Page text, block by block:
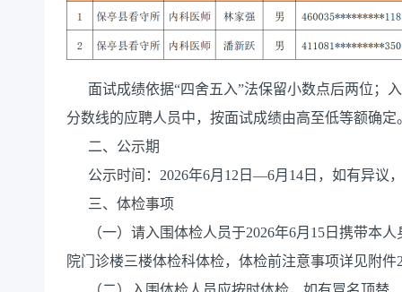
面试成绩依据“四舍五入”法保留小数点后两位；
分数线的应聘人员中，按面试成绩由高至低等额确定
二、公示期
公示时间：2026年6月12日—6月14日，如有异议
三、体检事项
（一）请入围体检人员于2026年6月15日携带本
院门诊楼三楼体检科体检，体检前注意事项详见附件